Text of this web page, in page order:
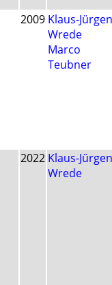
2009 Klaus-Jürgen
Wrede
Marco
Teubner
2022 Klaus-Jürgen
Wrede